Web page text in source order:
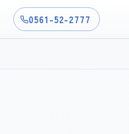
0561-52-2777